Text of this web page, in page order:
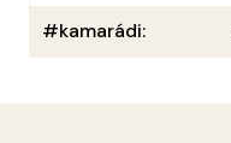
#kamarádi: